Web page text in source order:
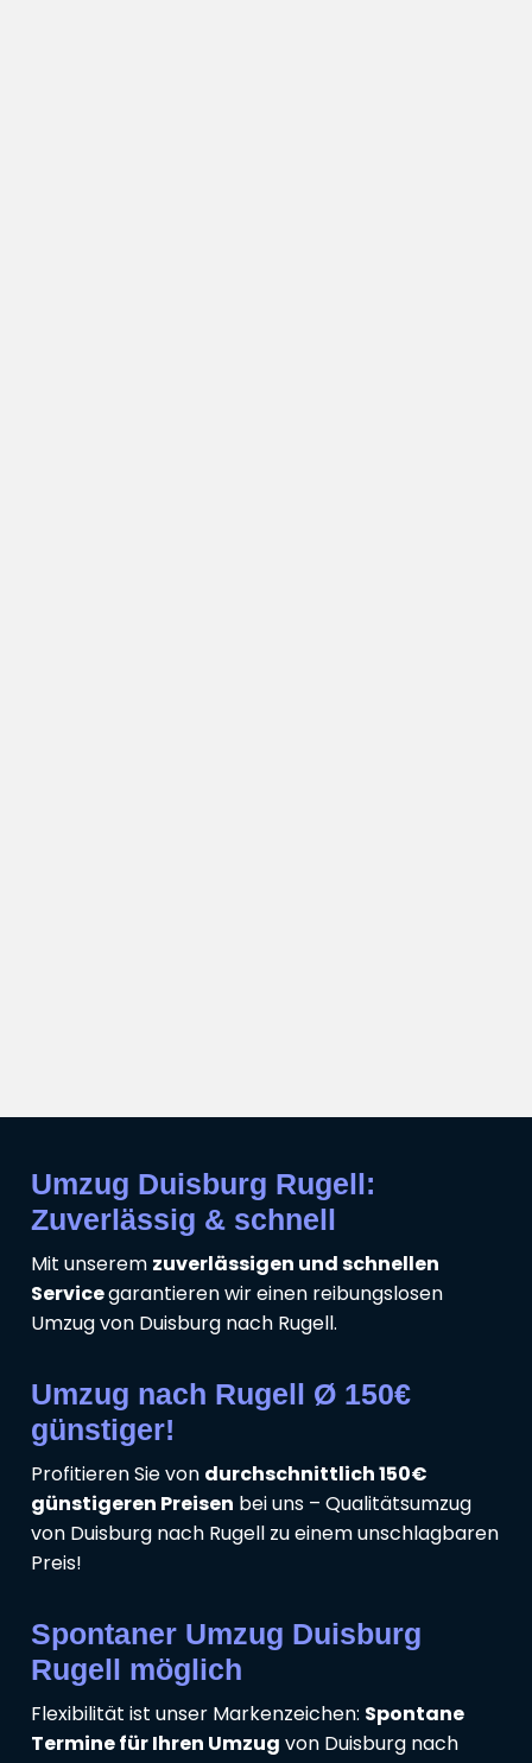
Umzug Duisburg Rugell:
Zuverlässig & schnell
Mit unserem zuverlässigen und schnellen
Servicegarantieren wir einen reibungslosen
Umzug von Duisburg nach Rugell.
Umzug nach Rugell Ø 150€
günstiger!
Profitieren Sie von durchschnittlich 150€
günstigeren Preisen bei uns – Qualitätsumzug
von Duisburg nach Rugell zu einem unschlagbaren
Preis!
Spontaner Umzug Duisburg
Rugell möglich
Flexibilität ist unser Markenzeichen: Spontane
Termine für Ihren Umzug von Duisburg nach